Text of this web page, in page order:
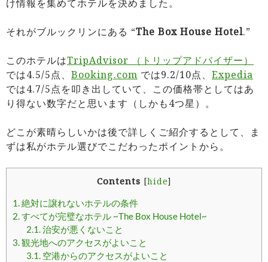
け情報を集めてホテルを決めました。
それがブルックリンにある “The Box House Hotel.”
このホテルはTripAdvisor （トリップアドバイザー）
では4.5/5点、 Booking.com では9.2/10点、 Expedia
では4.7/5点を叩き出していて、この価格帯としてはあ
り得ない数字だと思います（しかも4つ星）。
どこが素晴らしいかは後で詳しくご紹介するとして、ま
ずは私がホテル選びでこだわったポイントから。
Contents [hide]
1.絶対に譲れないホテルの条件
2.すべてが完璧なホテル ~The Box House Hotel~
2.1.治安が悪くないこと
3.観光地へのアクセスがよいこと
3.1.空港からのアクセスがよいこと